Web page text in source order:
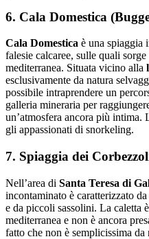
6. Cala Domestica
Cala Domestica è una spiaggia
falesie calcaree, sulle quali
mediterranea. Situata vicino alla
esclusivamente da natura
possibile intraprendere un
galleria mineraria per
un’atmosfera ancora più intima.
gli appassionati di snorkeling.
7. Spiaggia dei
Nell’area di Santa Teresa di
incontaminato è caratterizzato
e da piccoli sassolini. La caletta
mediterranea e non è ancora
fatto che non è semplicissima da